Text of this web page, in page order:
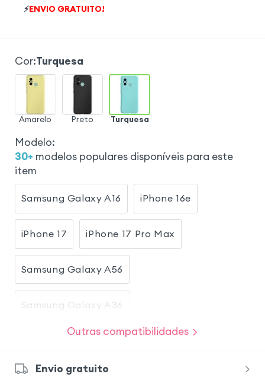
⚡ENVIO GRATUITO!
Cor:Turquesa
Amarelo Preto Turquesa
Modelo:
30+ modelos populares disponíveis para este
item
Samsung Galaxy A16 iPhone 16e
iPhone 17 iPhone 17 Pro Max
Samsung Galaxy A56
Samsung Galaxy A36
Outras compatibilidades
Envio gratuito